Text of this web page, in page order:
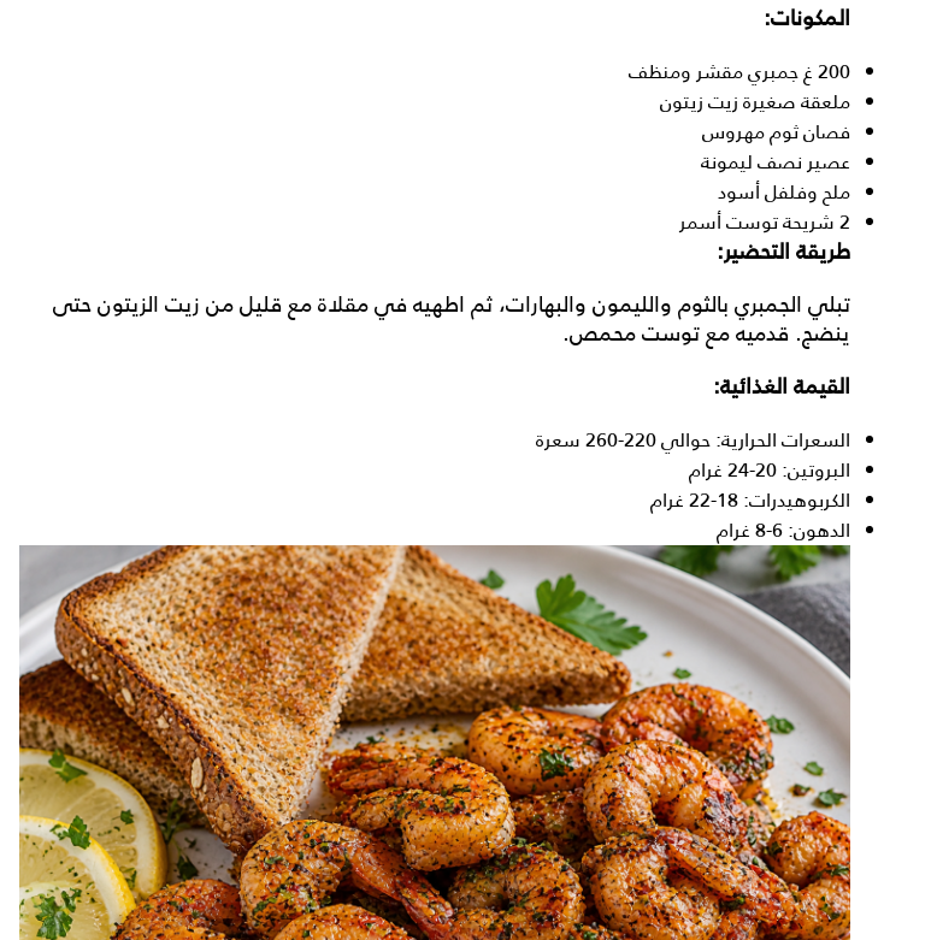
المكونات:
200 غ جمبري مقشر ومنظف
ملعقة صغيرة زيت زيتون
فصان ثوم مهروس
عصير نصف ليمونة
ملح وفلفل أسود
2 شريحة توست أسمر
طريقة التحضير:
تبلي الجمبري بالثوم والليمون والبهارات، ثم اطهيه في مقلاة مع قليل من زيت الزيتون حتى
ينضج. قدميه مع توست محمص.
القيمة الغذائية:
السعرات الحرارية: حوالي 220-260 سعرة
البروتين: 20-24 غرام
الكربوهيدرات: 18-22 غرام
الدهون: 6-8 غرام